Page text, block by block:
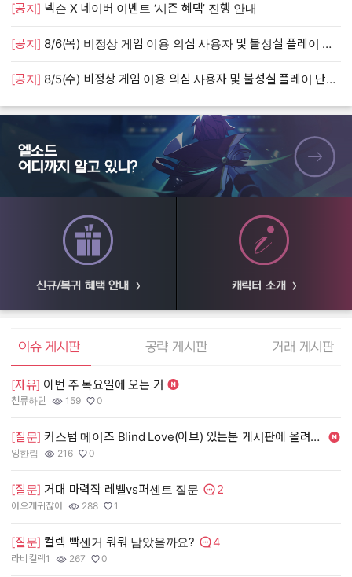
[공지] 넥슨 X 네이버 이벤트 ‘시즌 혜택’ 진행 안내
[공지] 8/6(목) 비정상 게임 이용 의심 사용자 및 불성실 플레이 단속 안내
[공지] 8/5(수) 비정상 게임 이용 의심 사용자 및 불성실 플레이 단속 안내
엘소드 어디까지 알고 있니?
신규/복귀 혜택 안내 캐릭터 소개
엘소드 커뮤니티
이슈 게시판 공략 게시판 거래 게시판
[자유] 이번 주 목요일에 오는 거
작성자:
천류하린
조회수:
159
추천수:
0
[질문] 커스텀 메이즈 Blind Love(이브) 있는분 게시판에 올려주세여. 제가 사겠
작성자:
잉한림
조회수:
216
추천수:
0
[질문] 거대 마력작 레벨vs퍼센트 질문 댓글수:
2
작성자:
아오개귀찮아
조회수:
288
추천수:
1
[질문] 컬렉 빡센거 뭐뭐 남았을까요? 댓글수:
4
작성자:
라비컬랙1
조회수:
267
추천수:
0